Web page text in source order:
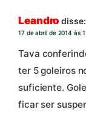
Leandro disse:
17 de abril de 2014 às
Tava
ter 5 goleiros
suficiente.
ficar ser